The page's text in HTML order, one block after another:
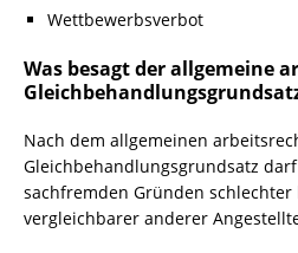
Wettbewerbsverbot
Was besagt der allgemeine
Nach dem allgemeinen
Gleichbehandlungsgrundsatz
sachfremden Gründen
vergleichbarer anderer